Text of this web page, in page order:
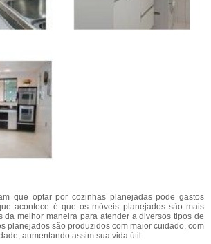
que optar por cozinhas planejadas pode gastos
acontece é que os móveis planejados são mais
da melhor maneira para atender a diversos tipos de
planejados são produzidos com maior cuidado, com
aumentando assim sua vida útil.